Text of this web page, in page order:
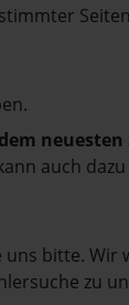
neuesten
auch
bitte. Wir
zu